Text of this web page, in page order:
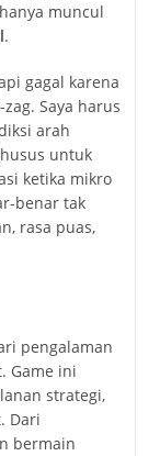
muncul
.
gagal karena
Saya harus
arah
untuk
ketika mikro
benar tak
rasa puas,
pengalaman
Game ini
strategi,
Dari
bermain